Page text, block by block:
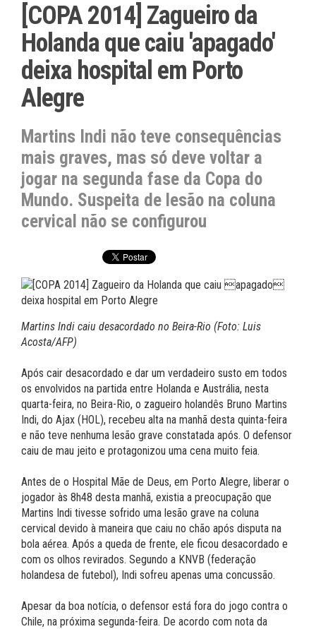
[COPA 2014] Zagueiro da
Holanda que caiu 'apagado'
deixa hospital em Porto
Alegre
Martins Indi não teve consequências
mais graves, mas só deve voltar a
jogar na segunda fase da Copa do
Mundo. Suspeita de lesão na coluna
cervical não se configurou
Martins Indi caiu desacordado no Beira-Rio (Foto: Luis
Acosta/AFP)
Após cair desacordado e dar um verdadeiro susto em todos
os envolvidos na partida entre Holanda e Austrália, nesta
quarta-feira, no Beira-Rio, o zagueiro holandês Bruno Martins
Indi, do Ajax (HOL), recebeu alta na manhã desta quinta-feira
e não teve nenhuma lesão grave constatada após. O defensor
caiu de mau jeito e protagonizou uma cena muito feia.
Antes de o Hospital Mãe de Deus, em Porto Alegre, liberar o
jogador às 8h48 desta manhã, existia a preocupação que
Martins Indi tivesse sofrido uma lesão grave na coluna
cervical devido à maneira que caiu no chão após disputa na
bola aérea. Após a queda de frente, ele ficou desacordado e
com os olhos revirados. Segundo a KNVB (federação
holandesa de futebol), Indi sofreu apenas uma concussão.
Apesar da boa notícia, o defensor está fora do jogo contra o
Chile, na próxima segunda-feira. De acordo com nota da